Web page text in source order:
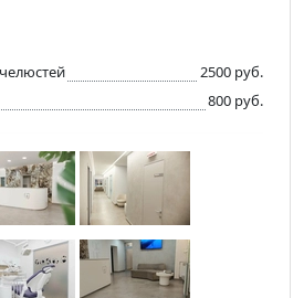
2500 руб.
800 руб.